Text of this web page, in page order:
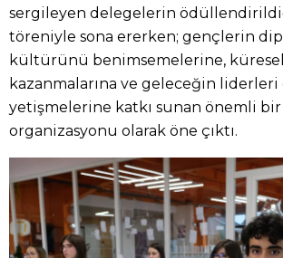
sergileyen delegelerin
töreniyle sona ererken; gençlerin
kültürünü benimsemelerine, küresel
kazanmalarına ve geleceğin liderleri
yetişmelerine katkı sunan önemli
organizasyonu olarak öne çıktı.